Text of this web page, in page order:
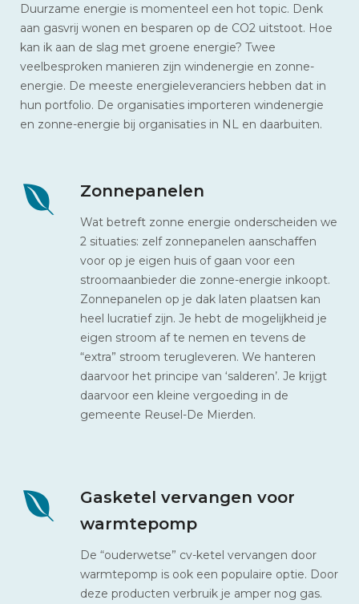
Duurzame energie is momenteel een hot topic. Denk
aan gasvrij wonen en besparen op de CO2 uitstoot. Hoe
kan ik aan de slag met groene energie? Twee
veelbesproken manieren zijn windenergie en zonne-
energie. De meeste energieleveranciers hebben dat in
hun portfolio. De organisaties importeren windenergie
en zonne-energie bij organisaties in NL en daarbuiten.
Zonnepanelen
Wat betreft zonne energie onderscheiden we
2 situaties: zelf zonnepanelen aanschaffen
voor op je eigen huis of gaan voor een
stroomaanbieder die zonne-energie inkoopt.
Zonnepanelen op je dak laten plaatsen kan
heel lucratief zijn. Je hebt de mogelijkheid je
eigen stroom af te nemen en tevens de
“extra” stroom terugleveren. We hanteren
daarvoor het principe van ‘salderen’. Je krijgt
daarvoor een kleine vergoeding in de
gemeente Reusel-De Mierden.
Gasketel vervangen voor
warmtepomp
De “ouderwetse” cv-ketel vervangen door
warmtepomp is ook een populaire optie. Door
deze producten verbruik je amper nog gas.